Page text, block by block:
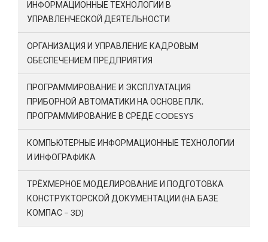
ИНФОРМАЦИОННЫЕ ТЕХНОЛОГИИ В
УПРАВЛЕНЧЕСКОЙ ДЕЯТЕЛЬНОСТИ
ОРГАНИЗАЦИЯ И УПРАВЛЕНИЕ КАДРОВЫМ
ОБЕСПЕЧЕНИЕМ ПРЕДПРИЯТИЯ
ПРОГРАММИРОВАНИЕ И ЭКСПЛУАТАЦИЯ
ПРИБОРНОЙ АВТОМАТИКИ НА ОСНОВЕ ПЛК.
ПРОГРАММИРОВАНИЕ В СРЕДЕ CODESYS
КОМПЬЮТЕРНЫЕ ИНФОРМАЦИОННЫЕ ТЕХНОЛОГИИ
И ИНФОГРАФИКА
ТРЁХМЕРНОЕ МОДЕЛИРОВАНИЕ И ПОДГОТОВКА
КОНСТРУКТОРСКОЙ ДОКУМЕНТАЦИИ (НА БАЗЕ
КОМПАС – 3D)